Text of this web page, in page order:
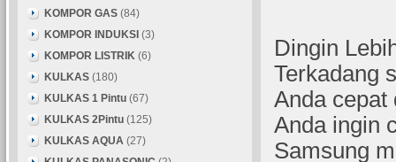
Dingin
Terkadang
Anda cepat
Anda ingin
Samsung
KOMPOR GAS (84)
KOMPOR INDUKSI (3)
KOMPOR LISTRIK (6)
KULKAS (180)
KULKAS 1 Pintu (67)
KULKAS 2Pintu (125)
KULKAS AQUA (27)